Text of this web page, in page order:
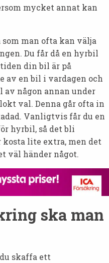
mycket annat kan
man ofta kan välja
Du får då en hyrbil
din bil är på
av en bil i vardagen och
någon annan under
val. Denna går ofta in
Vanligtvis får du en
hyrbil, så det bli
lite extra, men det
väl händer något.
ska man
skaffa ett